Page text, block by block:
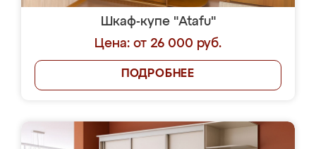
Шкаф-купе "Atafu"
Цена: от 26 000 руб.
ПОДРОБНЕЕ